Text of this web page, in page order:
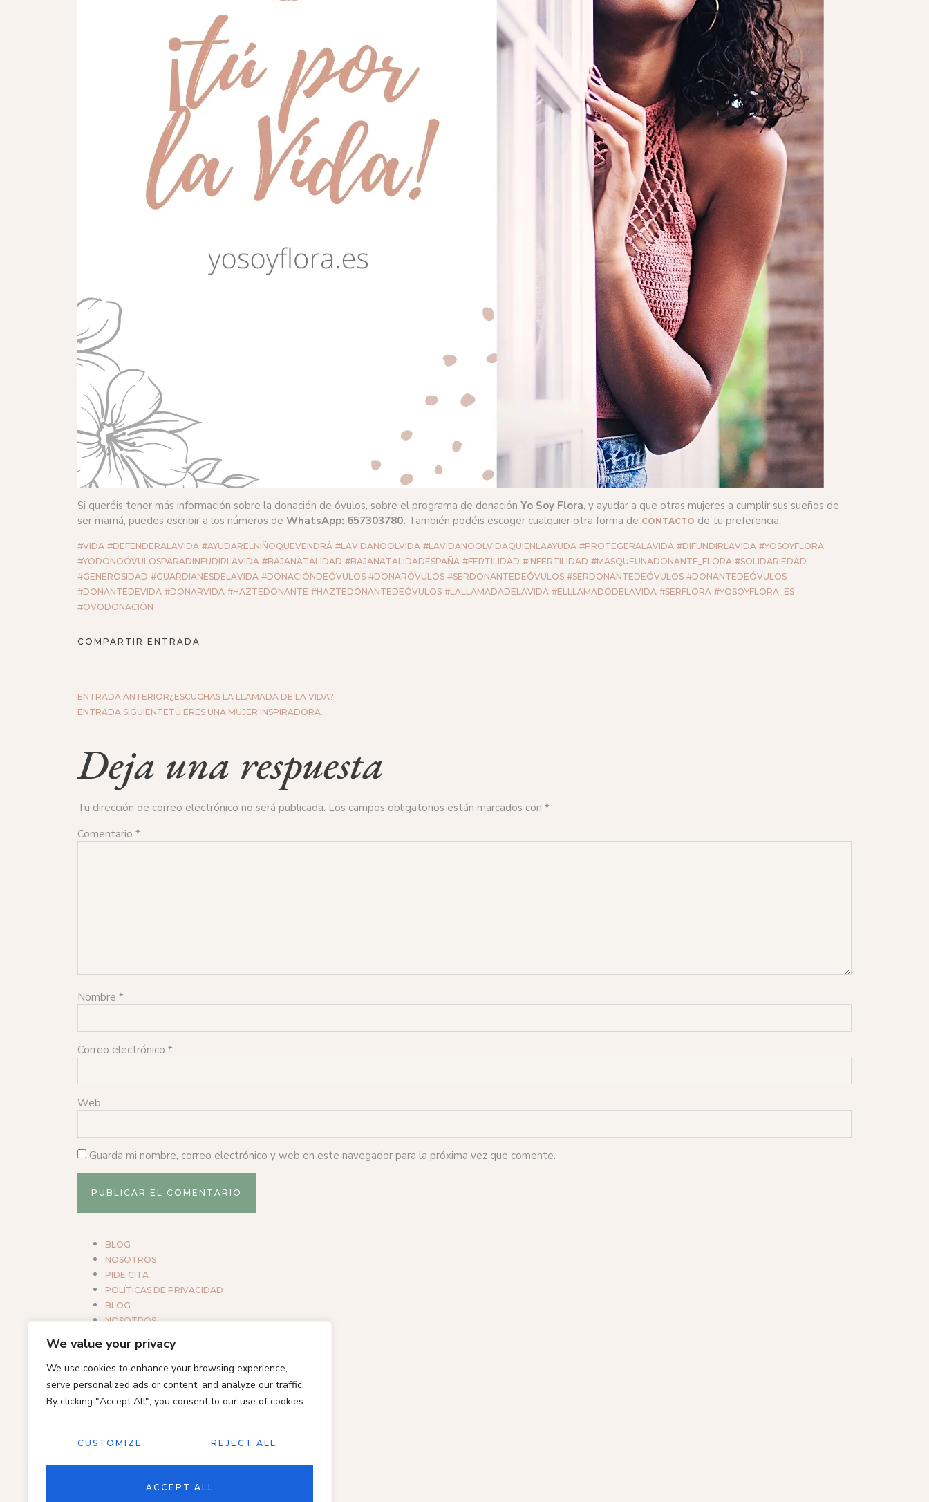
We value your privacy
We use cookies to enhance your browsing experience,
serve personalized ads or content, and analyze our traffic.
By clicking "Accept All", you consent to our use of cookies.
CUSTOMIZE REJECT ALL
ACCEPT ALL
Si queréis tener más información sobre la donación de óvulos, sobre el programa de donación Yo Soy Flora, y ayudar a que otras mujeres a cumplir sus sueños de
ser mamá, puedes escribir a los números de WhatsApp: 657303780. También podéis escoger cualquier otra forma de CONTACTO de tu preferencia.
#VIDA #DEFENDERALAVIDA #AYUDARELNIÑOQUEVENDRÀ #LAVIDANOOLVIDA #LAVIDANOOLVIDAQUIENLAAYUDA #PROTEGERALAVIDA #DIFUNDIRLAVIDA #YOSOYFLORA
#YODONOÓVULOSPARADINFUDIRLAVIDA #BAJANATALIDAD #BAJANATALIDADESPAÑA #FERTILIDAD #INFERTILIDAD #MÁSQUEUNADONANTE_FLORA #SOLIDARIEDAD
#GENEROSIDAD #GUARDIANESDELAVIDA #DONACIÓNDEÓVULOS #DONARÓVULOS #SERDONANTEDEÓVULOS #SERDONANTEDEÓVULOS #DONANTEDEÓVULOS
#DONANTEDEVIDA #DONARVIDA #HAZTEDONANTE #HAZTEDONANTEDEÓVULOS #LALLAMADADELAVIDA #ELLLAMADODELAVIDA #SERFLORA #YOSOYFLORA_ES
#OVODONACIÓN
COMPARTIR ENTRADA
ENTRADA ANTERIOR¿ESCUCHAS LA LLAMADA DE LA VIDA?
ENTRADA SIGUIENTETÚ ERES UNA MUJER INSPIRADORA.
Deja una respuesta
Tu dirección de correo electrónico no será publicada. Los campos obligatorios están marcados con *
Comentario *
Nombre *
Correo electrónico *
Web
Guarda mi nombre, correo electrónico y web en este navegador para la próxima vez que comente.
BLOG
NOSOTROS
PIDE CITA
POLÍTICAS DE PRIVACIDAD
BLOG
NOSOTROS
POLÍTICAS DE PRIVACIDAD